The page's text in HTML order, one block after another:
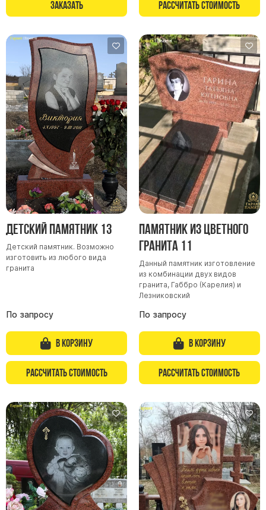
Заказать Рассчитать стоимость
Детский памятник 13
Детский памятник. Возможно
изготовить из любого вида
гранита
По запросу
В корзину
Рассчитать стоимость
Памятник из цветного
гранита 11
Данный памятник изготовление
из комбинации двух видов
гранита, Габбро (Карелия) и
Лезниковский
По запросу
В корзину
Рассчитать стоимость